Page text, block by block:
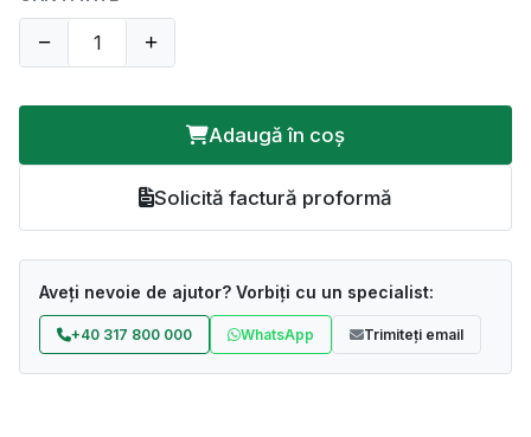
− +
Adaugă în coș
Solicită factură proformă
Aveți nevoie de ajutor? Vorbiți cu un specialist:
+40 317 800 000 WhatsApp Trimiteți email